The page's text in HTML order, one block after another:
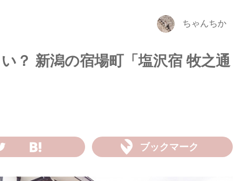
ちゃんちか
？ 新潟の宿場町「塩沢宿 牧之通
ブックマーク